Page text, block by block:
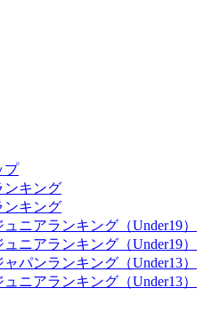
プ
ンキング
ンキング
ニアランキング（Under19）
ニアランキング（Under19）
パンランキング（Under13）
ニアランキング（Under13）